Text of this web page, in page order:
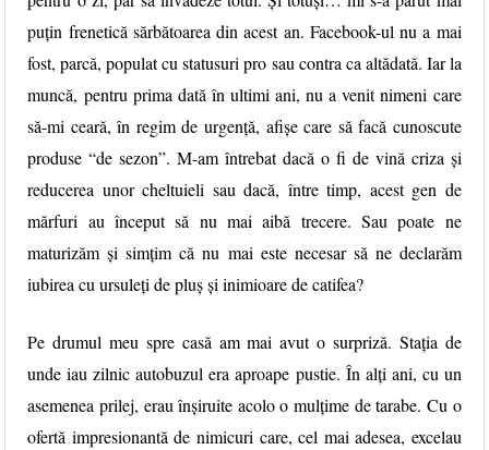
puțin frenetică sărbătoarea din acest an. Facebook-ul nu a mai
fost, parcă, populat cu statusuri pro sau contra ca altădată. Iar la
muncă, pentru prima dată în ultimi ani, nu a venit nimeni care
să-mi ceară, în regim de urgență, afișe care să facă cunoscute
produse “de sezon”. M-am întrebat dacă o fi de vină criza și
reducerea unor cheltuieli sau dacă, între timp, acest gen de
mărfuri au început să nu mai aibă trecere. Sau poate ne
maturizăm și simțim că nu mai este necesar să ne declarăm
iubirea cu ursuleți de pluș și inimioare de catifea?
Pe drumul meu spre casă am mai avut o surpriză. Stația de
unde iau zilnic autobuzul era aproape pustie. În alți ani, cu un
asemenea prilej, erau înșiruite acolo o mulțime de tarabe. Cu o
ofertă impresionantă de nimicuri care, cel mai adesea, excelau